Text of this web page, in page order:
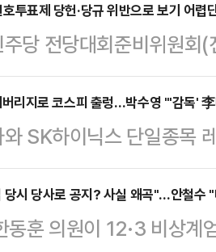
자의 책임을 강조했다
사의 희생정신을 기리는
의 경험을 언급하며 위기
송 의원은 9일 국립5·18
의 묘소를 참배한 뒤 "민
위…
투표제 당헌·당규 위반으로 보기 어렵
당 전당대회준비위원회
한 선호투표제와 관련
반으로 보기가 어렵다고
원들이 '선호투표제는 당
이된다.이연희 더불어민
서 열린 회의 후 기자들과
해 보고했고, 전준위 내에
리지로 코스피 출렁…박수영 "'감독'
SK하이닉스 단일종목
투자자 피해가 속출하는
용범 청와대 정책실장의
"카지노 영화의 한 장
당시 당사로 공지? 사실 왜곡"…안철수
동훈 의원이 12·3 비상계